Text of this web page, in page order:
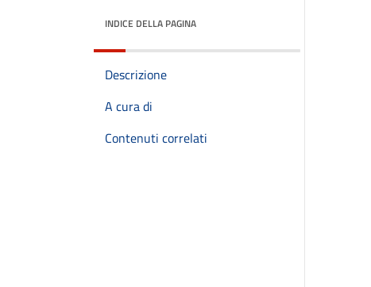
INDICE DELLA PAGINA
Descrizione
A cura di
Contenuti correlati